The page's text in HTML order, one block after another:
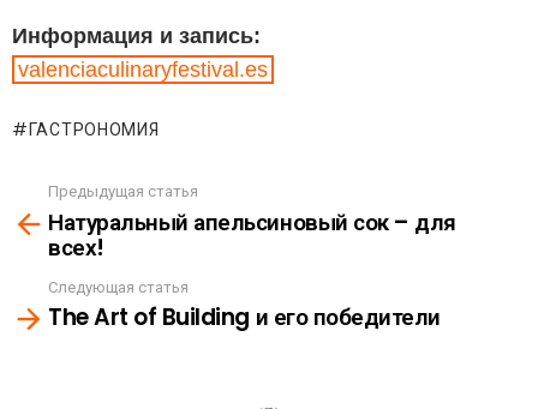
Информация и запись:
valenciaculinaryfestival.es
ГАСТРОНОМИЯ
See
more
Предыдущая статья
Натуральный апельсиновый сок – для
всех!
Следующая статья
The Art of Building и его победители